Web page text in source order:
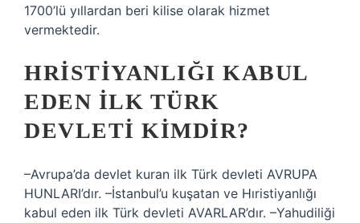
1700’lü yıllardan beri kilise olarak hizmet
vermektedir.
HRISTIYANLIĞI KABUL
EDEN ILK TÜRK
DEVLETI KIMDIR?
–Avrupa’da devlet kuran ilk Türk devleti AVRUPA
HUNLARI’dır. –İstanbul’u kuşatan ve Hıristiyanlığı
kabul eden ilk Türk devleti AVARLAR’dır. –Yahudiliği